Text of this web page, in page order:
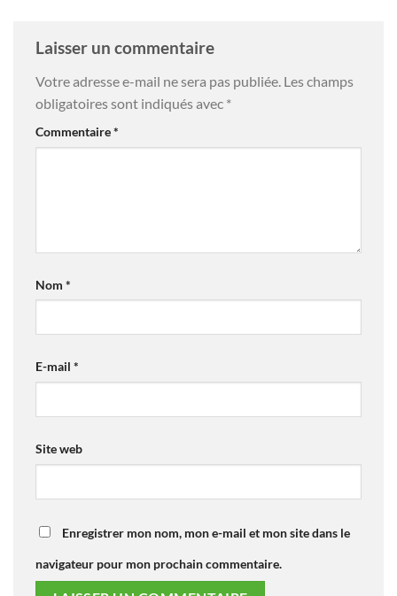
Laisser un commentaire
Votre adresse e-mail ne sera pas publiée. Les champs
obligatoires sont indiqués avec *
Commentaire*
Nom *
E-mail *
Site web
Enregistrer mon nom, mon e-mail et mon site dans le
navigateur pour mon prochain commentaire.